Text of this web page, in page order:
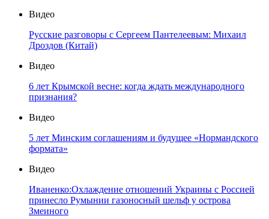
Видео
Русские разговоры с Сергеем Пантелеевым: Михаил
Дроздов (Китай)
Видео
6 лет Крымской весне: когда ждать международного
признания?
Видео
5 лет Минским соглашениям и будущее «Нормандского
формата»
Видео
Иваненко:Охлаждение отношений Украины с Россией
принесло Румынии газоносный шельф у острова
Змеиного